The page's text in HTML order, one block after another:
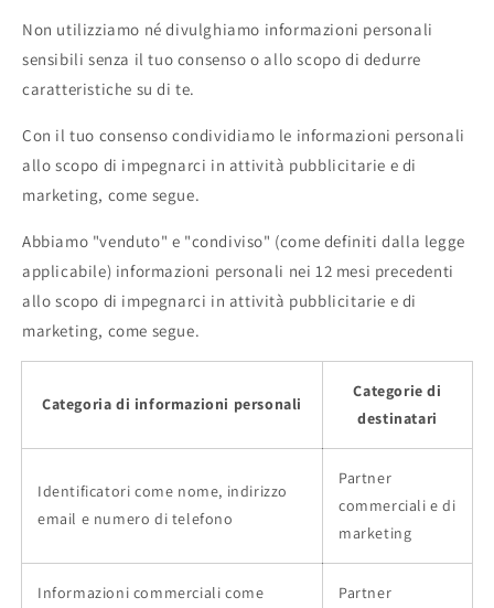
Non utilizziamo né divulghiamo informazioni personali
sensibili senza il tuo consenso o allo scopo di dedurre
caratteristiche su di te.
Con il tuo consenso condividiamo le informazioni personali
allo scopo di impegnarci in attività pubblicitarie e di
marketing, come segue.
Abbiamo "venduto" e "condiviso" (come definiti dalla legge
applicabile) informazioni personali nei 12 mesi precedenti
allo scopo di impegnarci in attività pubblicitarie e di
marketing, come segue.
Categoria di informazioni personali
Categorie di
destinatari
Identificatori come nome, indirizzo
email e numero di telefono
Partner
commerciali e di
marketing
Informazioni commerciali come
Partner